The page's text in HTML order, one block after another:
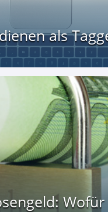
als
Wofür